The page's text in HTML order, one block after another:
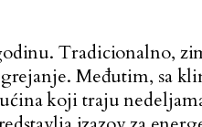
Tradicionalno,
Međutim, sa
koji traju